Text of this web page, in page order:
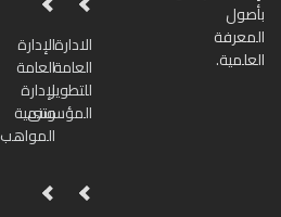
بأصول
المعرفة
العلمية.
الادارة
العامة
للتطوير
المؤسسى
الإدارة
العامة
لإدارة
وتنمية
المواهب